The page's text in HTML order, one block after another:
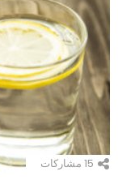
15 مشاركات